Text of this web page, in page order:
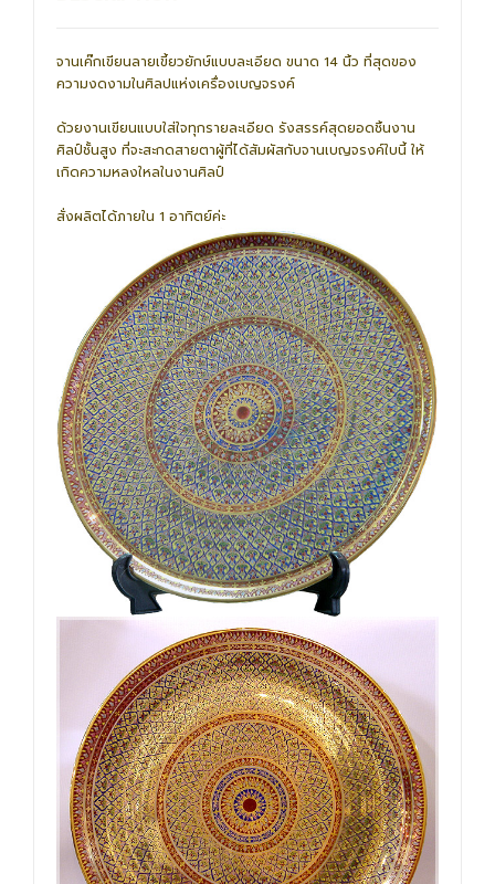
จานเค๊กเขียนลายเขี้ยวยักษ์แบบละเอียด ขนาด 14 นิ้ว ที่สุดของ
ความงดงามในศิลปแห่งเครื่องเบญจรงค์
ด้วยงานเขียนแบบใส่ใจทุกรายละเอียด รังสรรค์สุดยอดชิ้นงาน
ศิลป์ชั้นสูง ที่จะสะกดสายตาผู้ที่ได้สัมผัสกับจานเบญจรงค์ใบนี้ ให้
เกิดความหลงใหลในงานศิลป์
สั่งผลิตได้ภายใน 1 อาทิตย์ค่ะ